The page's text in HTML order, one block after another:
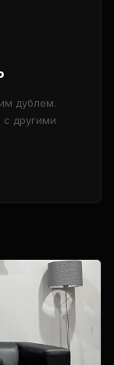
дублем.
с другими